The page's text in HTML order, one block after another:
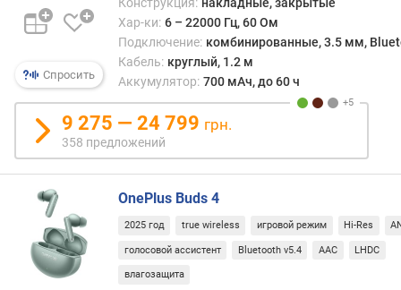
чаще
реже
—
ИК-
)
н
.
ч
а
с
т
о
т
а
(
Г
Спросить
Хар-ки: 6 – 22000 Гц, 60 Ом
Подключение: комбинированные, 3.5 мм,
Кабель: круглый, 1.2 м
Аккумулятор: 700 мАч, до 60 ч
9 275 — 24 799 грн.
358 предложений
OnePlus Buds 4
2025 год true wireless игровой режим Hi-Res
голосовой ассистент Bluetooth v5.4 AAC LHDC
влагозащита